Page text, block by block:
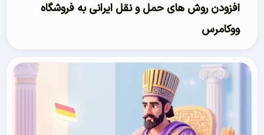
افزودن روش های حمل و نقل ایرانی به فروشگاه
ووکامرس